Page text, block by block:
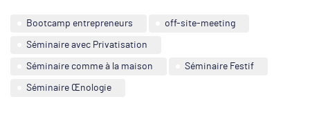
Bootcamp entrepreneurs off-site-meeting
Séminaire avec Privatisation
Séminaire comme à la maison Séminaire Festif
Séminaire Œnologie